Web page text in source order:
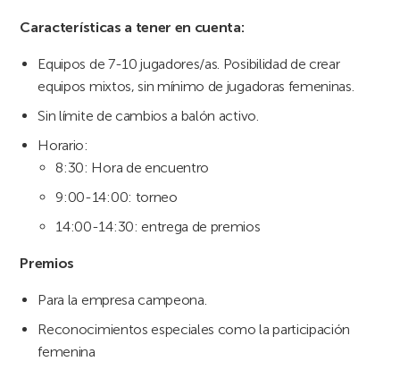
Características a tener en cuenta:
Equipos de 7-10 jugadores/as. Posibilidad de crear
equipos mixtos, sin mínimo de jugadoras femeninas.
Sin límite de cambios a balón activo.
Horario:
8:30: Hora de encuentro
9:00-14:00: torneo
14:00-14:30: entrega de premios
Premios
Para la empresa campeona.
Reconocimientos especiales como la participación
femenina